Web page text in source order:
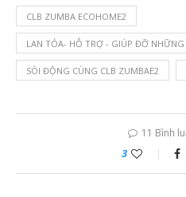
CLB ZUMBA ECOHOME2
LAN TỎA- HỖ TRỢ - GIÚP ĐỠ
SÔI ĐỘNG CÙNG CLB ZUMBAE2
11 Bình
3